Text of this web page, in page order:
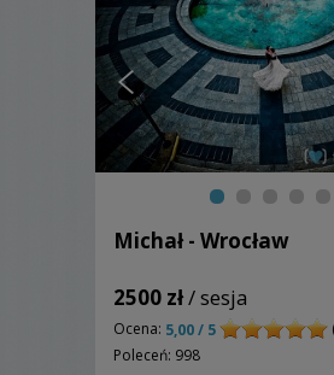
Michał - Wrocław
2500 zł/ sesja
Ocena: 5,00 / 5
Poleceń: 998